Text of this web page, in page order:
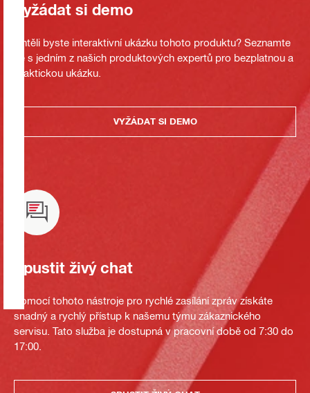
Vyžádat si demo
Chtěli byste interaktivní ukázku tohoto produktu? Seznamte
se s jedním z našich produktových expertů pro bezplatnou a
praktickou ukázku.
VYŽÁDAT SI DEMO
Spustit živý chat
Pomocí tohoto nástroje pro rychlé zasílání zpráv získáte
snadný a rychlý přístup k našemu týmu zákaznického
servisu. Tato služba je dostupná v pracovní době od 7:30 do
17:00.